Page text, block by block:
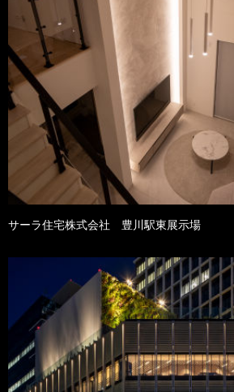
サーラ住宅株式会社 豊川駅東展示場